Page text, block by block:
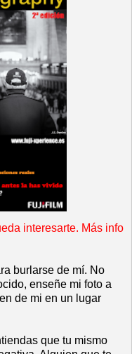
interesarte. Más info
burlarse de mí. No
enseñe mi foto a
de mi en un lugar
que tu mismo